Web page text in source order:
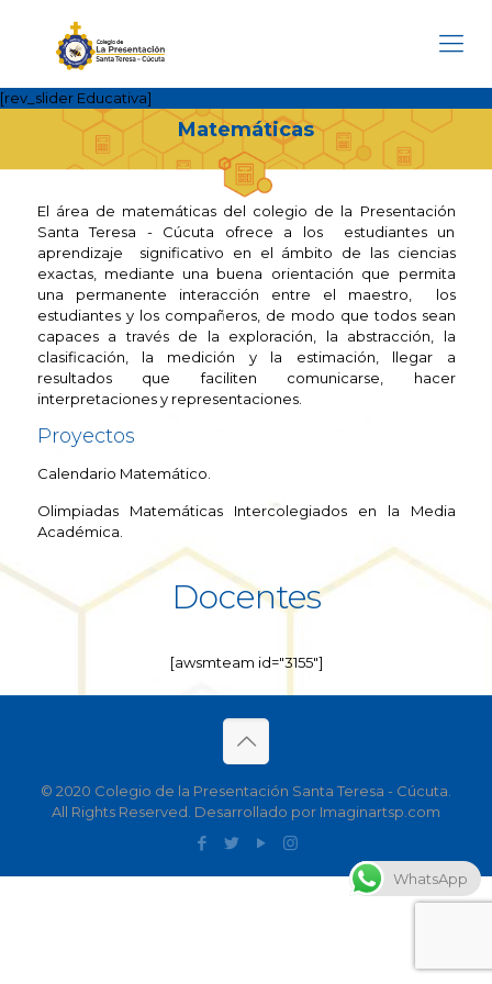
[rev_slider Educativa]
Matemáticas
El área de matemáticas del colegio de la Presentación
Santa Teresa - Cúcuta ofrece a los estudiantes un
aprendizaje significativo en el ámbito de las ciencias
exactas, mediante una buena orientación que permita
una permanente interacción entre el maestro, los
estudiantes y los compañeros, de modo que todos sean
capaces a través de la exploración, la abstracción, la
clasificación, la medición y la estimación, llegar a
resultados que faciliten comunicarse, hacer
interpretaciones y representaciones.
Proyectos
Calendario Matemático.
Olimpiadas Matemáticas Intercolegiados en la Media
Académica.
Docentes
[awsmteam id="3155"]
© 2020 Colegio de la Presentación Santa Teresa - Cúcuta.
All Rights Reserved. Desarrollado por Imaginartsp.com
WhatsApp